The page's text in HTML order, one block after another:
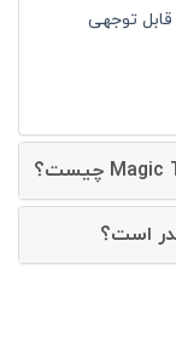
توجهی